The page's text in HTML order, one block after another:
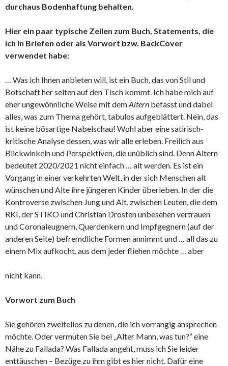
durchaus Bodenhaftung behalten.
Hier ein paar typische Zeilen zum Buch, Statements, die
ich in Briefen oder als Vorwort bzw. BackCover
verwendet habe:
… Was ich Ihnen anbieten will, ist ein Buch, das von Stil und
Botschaft her selten auf den Tisch kommt. Ich habe mich auf
eher ungewöhnliche Weise mit demAltern befasst und dabei
alles, was zum Thema gehört, tabulos aufgeblättert. Nein, das
ist keine bösartige Nabelschau! Wohl aber eine satirisch-
kritische Analyse dessen, was wir alle erleben. Freilich aus
Blickwinkeln und Perspektiven, die unüblich sind. Denn Altern
bedeutet 2020/2021 nicht einfach … alt werden. Es ist ein
Vorgang in einer verkehrten Welt, in der sich Menschen alt
wünschen und Alte ihre jüngeren Kinder überleben. In der die
Kontroverse zwischen Jung und Alt, zwischen Leuten, die dem
RKI, der STIKO und Christian Drosten unbesehen vertrauen
und Coronaleugnern, Querdenkern und Impfgegnern (auf der
anderen Seite) befremdliche Formen annimmt und … all das zu
einem Mix aufkocht, aus dem jeder fliehen möchte … aber
nicht kann.
Vorwort zum Buch
Sie gehören zweifellos zu denen, die ich vorrangig ansprechen
möchte. Oder vermuten Sie bei „Alter Mann, was tun?“ eine
Nähe zu Fallada? Was Fallada angeht, muss ich Sie leider
enttäuschen – Bezüge zu ihm gibt es hier nicht. Dafür eine